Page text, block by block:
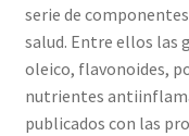
serie de
salud. Entre ellos las
oleico, flavonoides,
nutrientes
publicados con las